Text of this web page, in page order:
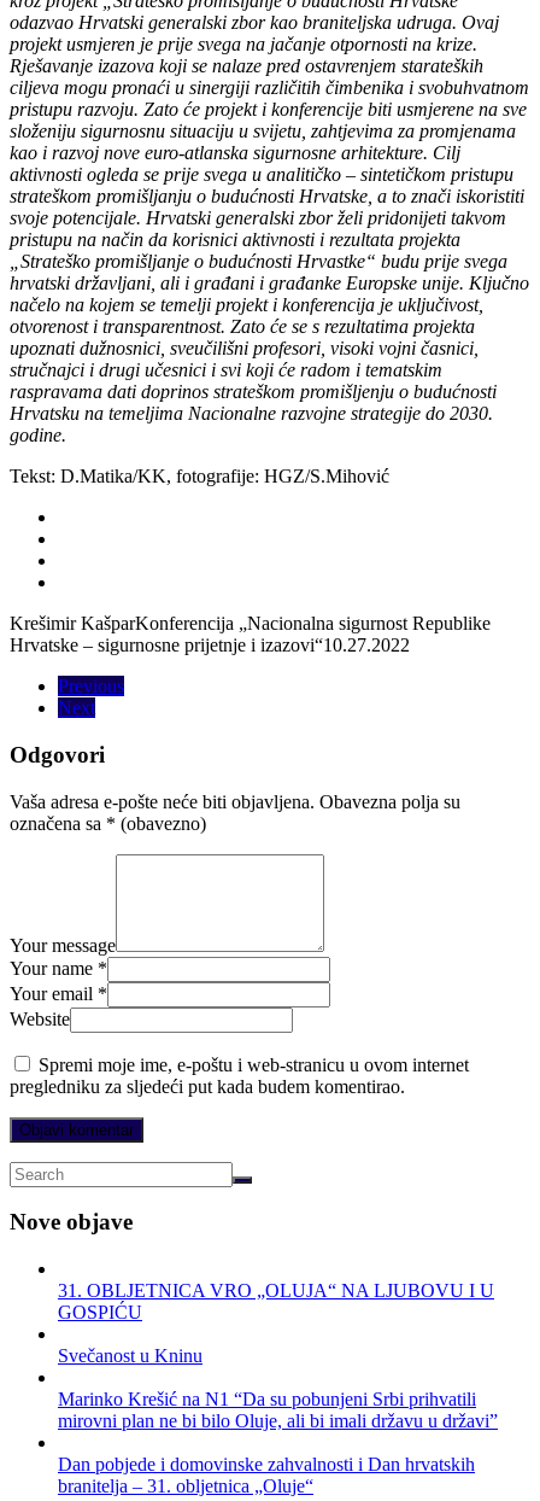
odazvao Hrvatski generalski zbor kao braniteljska udruga. Ovaj
projekt usmjeren je prije svega na jačanje otpornosti na krize.
Rješavanje izazova koji se nalaze pred ostavrenjem starateških
ciljeva mogu pronaći u sinergiji različitih čimbenika i svobuhvatnom
pristupu razvoju. Zato će projekt i konferencije biti usmjerene na sve
složeniju sigurnosnu situaciju u svijetu, zahtjevima za promjenama
kao i razvoj nove euro-atlanska sigurnosne arhitekture. Cilj
aktivnosti ogleda se prije svega u analitičko – sintetičkom pristupu
strateškom promišljanju o budućnosti Hrvatske, a to znači iskoristiti
svoje potencijale. Hrvatski generalski zbor želi pridonijeti takvom
pristupu na način da korisnici aktivnosti i rezultata projekta
„Strateško promišljanje o budućnosti Hrvastke“ budu prije svega
hrvatski državljani, ali i građani i građanke Europske unije. Ključno
načelo na kojem se temelji projekt i konferencija je uključivost,
otvorenost i transparentnost. Zato će se s rezultatima projekta
upoznati dužnosnici, sveučilišni profesori, visoki vojni časnici,
stručnajci i drugi učesnici i svi koji će radom i tematskim
raspravama dati doprinos strateškom promišljenju o budućnosti
Hrvatsku na temeljima Nacionalne razvojne strategije do 2030.
godine.
Tekst: D.Matika/KK, fotografije: HGZ/S.Mihović
Krešimir KašparKonferencija „Nacionalna sigurnost Republike
Hrvatske – sigurnosne prijetnje i izazovi“10.27.2022
Previous
Next
Odgovori
Vaša adresa e-pošte neće biti objavljena. Obavezna polja su
označena sa * (obavezno)
Your message
Your name *
Your email *
Website
Spremi moje ime, e-poštu i web-stranicu u ovom internet
pregledniku za sljedeći put kada budem komentirao.
Nove objave
31. OBLJETNICA VRO „OLUJA“ NA LJUBOVU I U
GOSPIĆU
Svečanost u Kninu
Marinko Krešić na N1 “Da su pobunjeni Srbi prihvatili
mirovni plan ne bi bilo Oluje, ali bi imali državu u državi”
Dan pobjede i domovinske zahvalnosti i Dan hrvatskih
branitelja – 31. obljetnica „Oluje“